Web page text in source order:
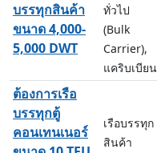
บรรทุกสินค้า
ขนาด 4,000-
5,000 DWT
ทั่วไป
(Bulk
Carrier),
แคริบเบียน
ต้องการเรือ
บรรทุกตู้
คอนเทนเนอร์
เรือบรรทุก
สินค้า